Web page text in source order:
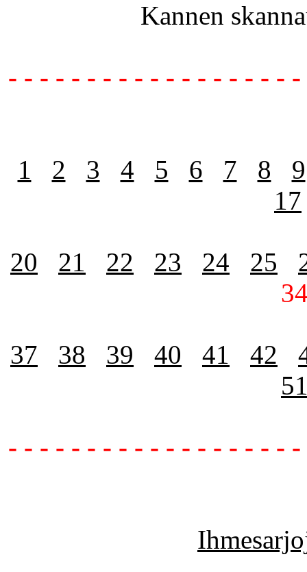
Kannen
- - - - - - - - - - - - - - - - - -
1 2 3 4 5 6 7 8
9
17
20 21 22 23 24 25
37 38 39 40 41 42
- - - - - - - - - - - - - - - - - -